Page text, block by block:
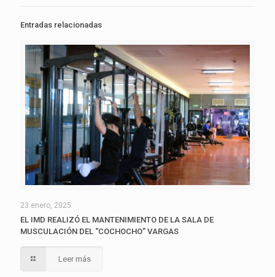
Entradas relacionadas
23 enero, 2025
EL IMD REALIZÓ EL MANTENIMIENTO DE LA SALA DE
MUSCULACIÓN DEL “COCHOCHO” VARGAS
Leer más